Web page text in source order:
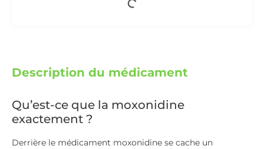
Description du médicament
Qu’est-ce que la moxonidine
exactement ?
Derrière le médicament moxonidine se cache un